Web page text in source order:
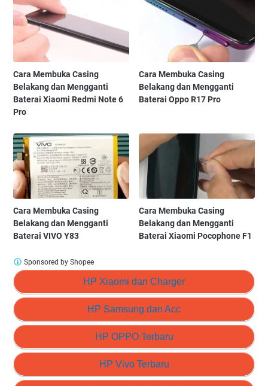
Cara Membuka Casing
Belakang dan Mengganti
Baterai Xiaomi Redmi Note 6
Pro
Cara Membuka Casing
Belakang dan Mengganti
Baterai Oppo R17 Pro
Cara Membuka Casing
Belakang dan Mengganti
Baterai VIVO Y83
Cara Membuka Casing
Belakang dan Mengganti
Baterai Xiaomi Pocophone F1
HP Xiaomi dan Charger
HP Samsung dan Acc
HP OPPO Terbaru
HP Vivo Terbaru
Sponsored by Shopee